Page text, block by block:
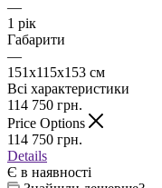
—
1 рік
Габарити
—
151x115x153 см
Всі характеристики
114 750 грн.
Price Options
114 750 грн.
Details
Є в наявності